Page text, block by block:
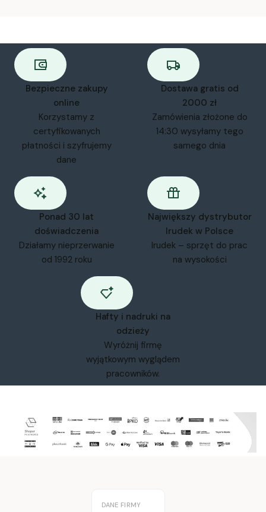
Bezpieczne zakupy
online
Korzystamy z
certyfikowanych
płatności i szyfrujemy
dane
Dostawa gratis od
2000 zł
Zamówienia złożone do
14:30 wysyłamy tego
samego dnia
Ponad 30 lat
doświadczenia
Działamy nieprzerwanie
od 1992 roku
Największy dystrybutor
Irudek w Polsce
Irudek – sprzęt do prac
na wysokości
Hafty i nadruki na
odzieży
Wyróżnij firmę
wyjątkowym wyglądem
pracowników.
DANE FIRMY